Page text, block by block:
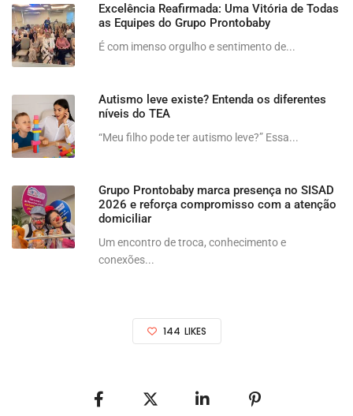
Excelência Reafirmada: Uma Vitória de Todas
as Equipes do Grupo Prontobaby
É com imenso orgulho e sentimento de...
Autismo leve existe? Entenda os diferentes
níveis do TEA
“Meu filho pode ter autismo leve?” Essa...
Grupo Prontobaby marca presença no SISAD
2026 e reforça compromisso com a atenção
domiciliar
Um encontro de troca, conhecimento e
conexões...
144 LIKES